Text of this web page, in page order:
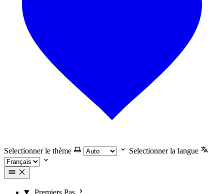
Selectionner le thème Selectionner la langue
Premiers Pas